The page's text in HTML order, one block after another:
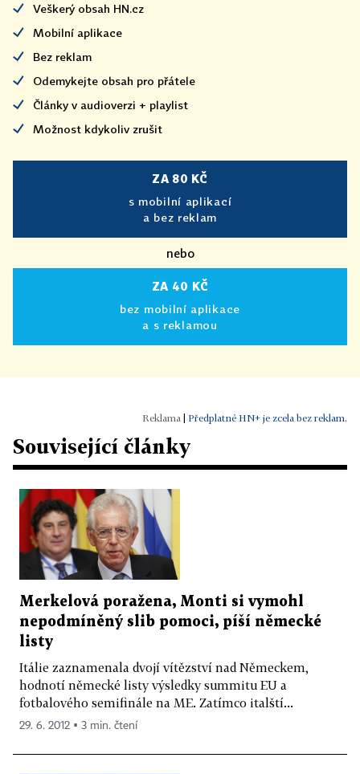
Veškerý obsah HN.cz
Mobilní aplikace
Bez reklam
Odemykejte obsah pro přátele
Články v audioverzi + playlist
Možnost kdykoliv zrušit
ZA 80 KČ
s mobilní aplikací
a bez reklam
nebo
ZA 40 KČ
bez mobilní aplikace
a s reklamou
Předplatné HN+ je zcela bez reklam.
Související články
Merkelová poražena, Monti si vymohl
nepodmíněný slib pomoci, píší německé
listy
Itálie zaznamenala dvojí vítězství nad Německem,
hodnotí německé listy výsledky summitu EU a
fotbalového semifinále na ME. Zatímco italští...
29. 6. 2012 ▪ 3 min. čtení